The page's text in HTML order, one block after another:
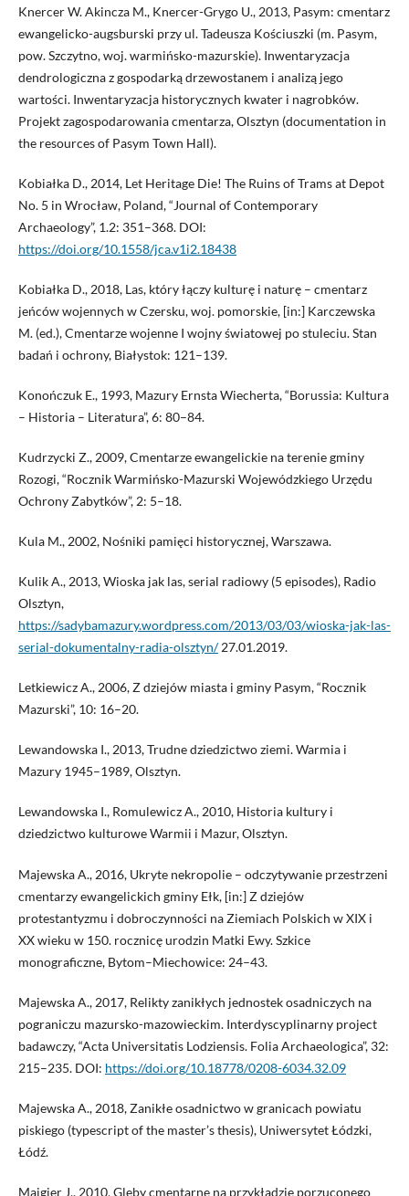
Knercer W. Akincza M., Knercer-Grygo U., 2013, Pasym: cmentarz
ewangelicko-augsburski przy ul. Tadeusza Kościuszki (m. Pasym,
pow. Szczytno, woj. warmińsko-mazurskie). Inwentaryzacja
dendrologiczna z gospodarką drzewostanem i analizą jego
wartości. Inwentaryzacja historycznych kwater i nagrobków.
Projekt zagospodarowania cmentarza, Olsztyn (documentation in
the resources of Pasym Town Hall).
Kobiałka D., 2014, Let Heritage Die! The Ruins of Trams at Depot
No. 5 in Wrocław, Poland, “Journal of Contemporary
Archaeology”, 1.2: 351–368. DOI:
https://doi.org/10.1558/jca.v1i2.18438
Kobiałka D., 2018, Las, który łączy kulturę i naturę – cmentarz
jeńców wojennych w Czersku, woj. pomorskie, [in:] Karczewska
M. (ed.), Cmentarze wojenne I wojny światowej po stuleciu. Stan
badań i ochrony, Białystok: 121–139.
Konończuk E., 1993, Mazury Ernsta Wiecherta, “Borussia: Kultura
– Historia – Literatura”, 6: 80–84.
Kudrzycki Z., 2009, Cmentarze ewangelickie na terenie gminy
Rozogi, “Rocznik Warmińsko-Mazurski Wojewódzkiego Urzędu
Ochrony Zabytków”, 2: 5–18.
Kula M., 2002, Nośniki pamięci historycznej, Warszawa.
Kulik A., 2013, Wioska jak las, serial radiowy (5 episodes), Radio
Olsztyn,
https://sadybamazury.wordpress.com/2013/03/03/wioska-jak-las-
serial-dokumentalny-radia-olsztyn/27.01.2019.
Letkiewicz A., 2006, Z dziejów miasta i gminy Pasym, “Rocznik
Mazurski”, 10: 16–20.
Lewandowska I., 2013, Trudne dziedzictwo ziemi. Warmia i
Mazury 1945–1989, Olsztyn.
Lewandowska I., Romulewicz A., 2010, Historia kultury i
dziedzictwo kulturowe Warmii i Mazur, Olsztyn.
Majewska A., 2016, Ukryte nekropolie – odczytywanie przestrzeni
cmentarzy ewangelickich gminy Ełk, [in:] Z dziejów
protestantyzmu i dobroczynności na Ziemiach Polskich w XIX i
XX wieku w 150. rocznicę urodzin Matki Ewy. Szkice
monograficzne, Bytom–Miechowice: 24–43.
Majewska A., 2017, Relikty zanikłych jednostek osadniczych na
pograniczu mazursko-mazowieckim. Interdyscyplinarny project
badawczy, “Acta Universitatis Lodziensis. Folia Archaeologica”, 32:
215–235. DOI: https://doi.org/10.18778/0208-6034.32.09
Majewska A., 2018, Zanikłe osadnictwo w granicach powiatu
piskiego (typescript of the master’s thesis), Uniwersytet Łódzki,
Łódź.
Majgier J., 2010, Gleby cmentarne na przykładzie porzuconego